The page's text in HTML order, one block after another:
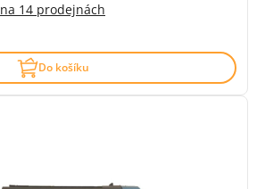
na 14 prodejnách
Do košíku